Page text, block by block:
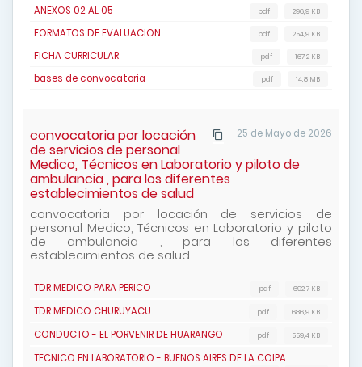
ANEXOS 02 AL 05 296,9 KB
pdf
FORMATOS DE EVALUACION 254,9 KB
pdf
FICHA CURRICULAR 167,2 KB
pdf
bases de convocatoria 14,8 MB
pdf
25 de Mayo de 2026
convocatoria por locación
de servicios de personal
Medico, Técnicos en Laboratorio y piloto de
ambulancia , para los diferentes
establecimientos de salud
convocatoria por locación de servicios de
personal Medico, Técnicos en Laboratorio y piloto
de ambulancia , para los diferentes
establecimientos de salud
TDR MEDICO PARA PERICO 692,7 KB
pdf
TDR MEDICO CHURUYACU 686,9 KB
pdf
CONDUCTO - EL PORVENIR DE HUARANGO 559,4 KB
pdf
TECNICO EN LABORATORIO - BUENOS AIRES DE LA COIPA